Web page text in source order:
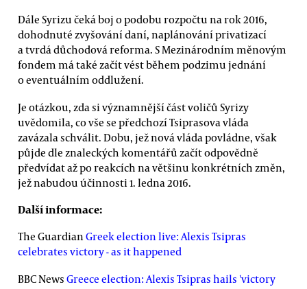
Dále Syrizu čeká boj o podobu rozpočtu na rok 2016,
dohodnuté zvyšování daní, naplánování privatizací
a tvrdá důchodová reforma. S Mezinárodním měnovým
fondem má také začít vést během podzimu jednání
o eventuálním oddlužení.
Je otázkou, zda si významnější část voličů Syrizy
uvědomila, co vše se předchozí Tsiprasova vláda
zavázala schválit. Dobu, jež nová vláda povládne, však
půjde dle znaleckých komentářů začít odpovědně
předvídat až po reakcích na většinu konkrétních změn,
jež nabudou účinnosti 1. ledna 2016.
Další informace:
The Guardian Greek election live: Alexis Tsipras
celebrates victory - as it happened
BBC News Greece election: Alexis Tsipras hails 'victory